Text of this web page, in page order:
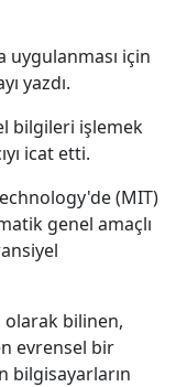
uygulanması için
yazdı.
bilgileri işlemek
icat etti.
(MIT)
genel amaçlı
olarak bilinen,
evrensel bir
bilgisayarların